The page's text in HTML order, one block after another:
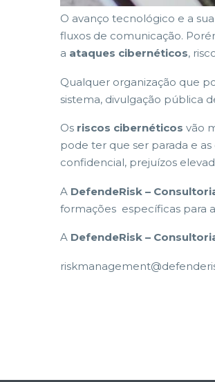
O avanço tecnológico e a
fluxos de comunicação.
a ataques cibernéticos,
Qualquer organização que
sistema, divulgação pública
Os riscos cibernéticos vão
pode ter que ser parada e
confidencial, prejuízos
A DefendeRisk –
formações específicas para
A DefendeRisk –